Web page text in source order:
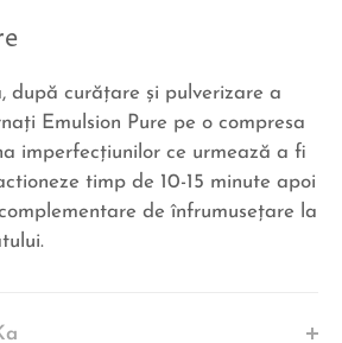
după curăţare şi pulverizare a
Emulsion Pure pe o compresa
imperfecţiunilor ce urmează a fi
timp de 10-15 minute apoi
de înfrumuseţare la